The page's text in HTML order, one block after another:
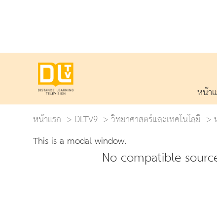
หน้า
หน้าแรก
DLTV9 วิทยาศาสตร์และเทคโนโลยี
This is a modal window.
No compatible